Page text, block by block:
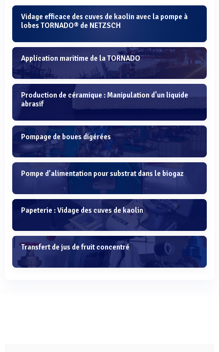
Vidage efficace des cuves de kaolin avec la pompe à
lobes TORNADO® de NETZSCH
Application maritime de la TORNADO
Production de céramique : Manipulation d'un liquide
abrasif
Pompage de boues digérées
Pompe d’alimentation pour substrat dans le biogaz
Papeterie : Vidage des cuves de kaolin
Transfert de jus de fruit concentré